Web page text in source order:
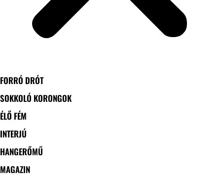
FORRÓ DRÓT
SOKKOLÓ KORONGOK
ÉLŐ FÉM
INTERJÚ
HANGERŐMŰ
MAGAZIN